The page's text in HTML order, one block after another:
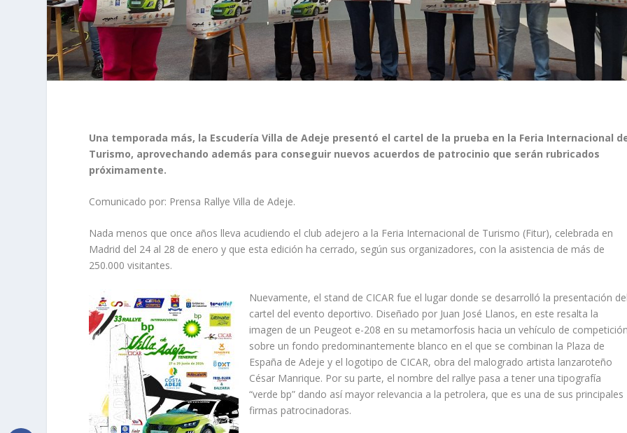
Una temporada más, la Escudería Villa de Adeje presentó el cartel de la prueba en la Feria Internacional
Turismo, aprovechando además para conseguir nuevos acuerdos de patrocinio que serán rubricados
próximamente.
Comunicado por: Prensa Rallye Villa de Adeje.
Nada menos que once años lleva acudiendo el club adejero a la Feria Internacional de Turismo (Fitur), celebrada en
Madrid del 24 al 28 de enero y que esta edición ha cerrado, según sus organizadores, con la asistencia de más de
250.000 visitantes.
Nuevamente, el stand de CICAR fue el lugar donde se desarrolló la presentación
cartel del evento deportivo. Diseñado por Juan José Llanos, en este resalta la
imagen de un Peugeot e-208 en su metamorfosis hacia un vehículo de
sobre un fondo predominantemente blanco en el que se combinan la Plaza de
España de Adeje y el logotipo de CICAR, obra del malogrado artista lanzaroteño
César Manrique. Por su parte, el nombre del rallye pasa a tener una tipografía
“verde bp” dando así mayor relevancia a la petrolera, que es una de sus principales
firmas patrocinadoras.